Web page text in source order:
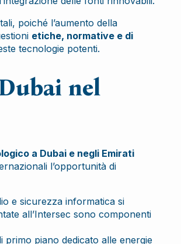
poiché l’aumento della
etiche, normative e di
tecnologie potenti.
nel
a Dubai e negli Emirati
l’opportunità di
e sicurezza informatica si
all’Intersec sono componenti
primo piano dedicato alle energie